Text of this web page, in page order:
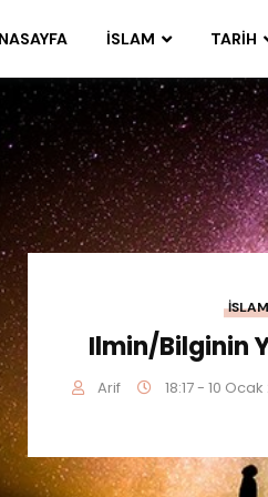
İSLAM TARIH
İSLAM
Ilmin/Bilginin
Arif 18:17 - 10